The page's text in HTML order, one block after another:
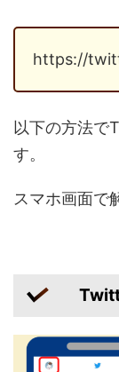
https://
以下の方法で
す。
スマホ画面で